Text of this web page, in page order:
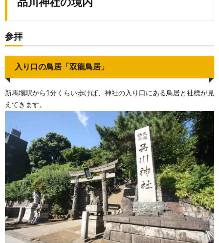
品川神社の境内
参拝
入り口の鳥居「双龍鳥居」
新馬場駅から1分くらい歩けば、神社の入り口にある鳥居と社標が見
えてきます。